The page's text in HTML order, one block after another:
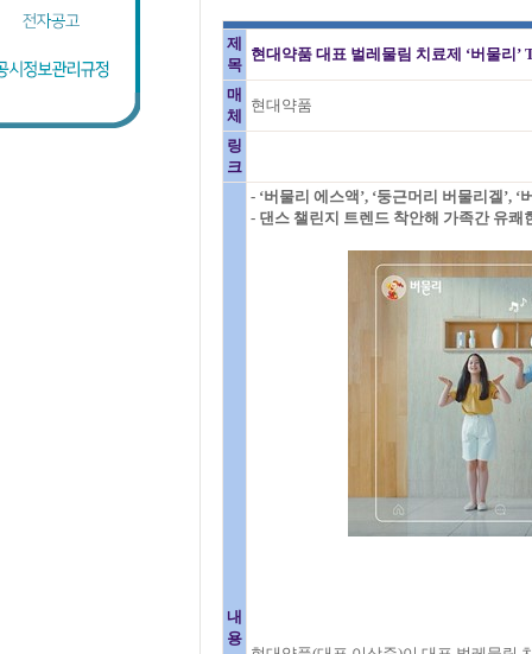
제
목
현대약품 대표 벌레물림 치료제 ‘버물리’
매
체
현대약품
링
크
내
용
- ‘버물리 에스액’, ‘둥근머리 버물리겔’,
- 댄스 챌린지 트렌드 착안해 가족간 유쾌